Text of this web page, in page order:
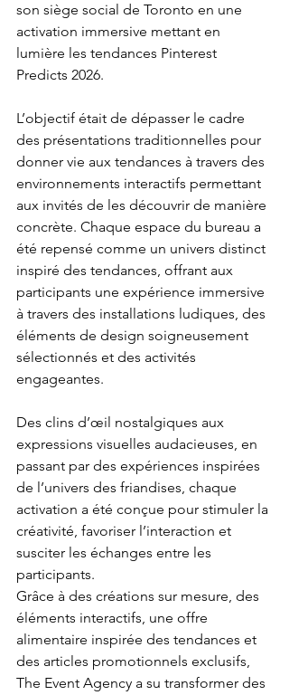
son siège social de Toronto en une
activation immersive mettant en
lumière les tendances Pinterest
Predicts 2026.
L’objectif était de dépasser le cadre
des présentations traditionnelles pour
donner vie aux tendances à travers des
environnements interactifs permettant
aux invités de les découvrir de manière
concrète. Chaque espace du bureau a
été repensé comme un univers distinct
inspiré des tendances, offrant aux
participants une expérience immersive
à travers des installations ludiques, des
éléments de design soigneusement
sélectionnés et des activités
engageantes.
Des clins d’œil nostalgiques aux
expressions visuelles audacieuses, en
passant par des expériences inspirées
de l’univers des friandises, chaque
activation a été conçue pour stimuler la
créativité, favoriser l’interaction et
susciter les échanges entre les
participants.
Grâce à des créations sur mesure, des
éléments interactifs, une offre
alimentaire inspirée des tendances et
des articles promotionnels exclusifs,
The Event Agency a su transformer des